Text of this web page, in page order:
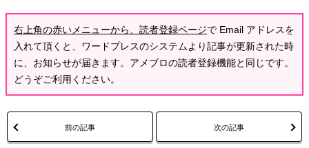
右上角の赤いメニューから、読者登録ページで Email アドレスを
入れて頂くと、ワードプレスのシステムより記事が更新された時
に、お知らせが届きます。アメブロの読者登録機能と同じです。
どうぞご利用ください。
前の記事 次の記事